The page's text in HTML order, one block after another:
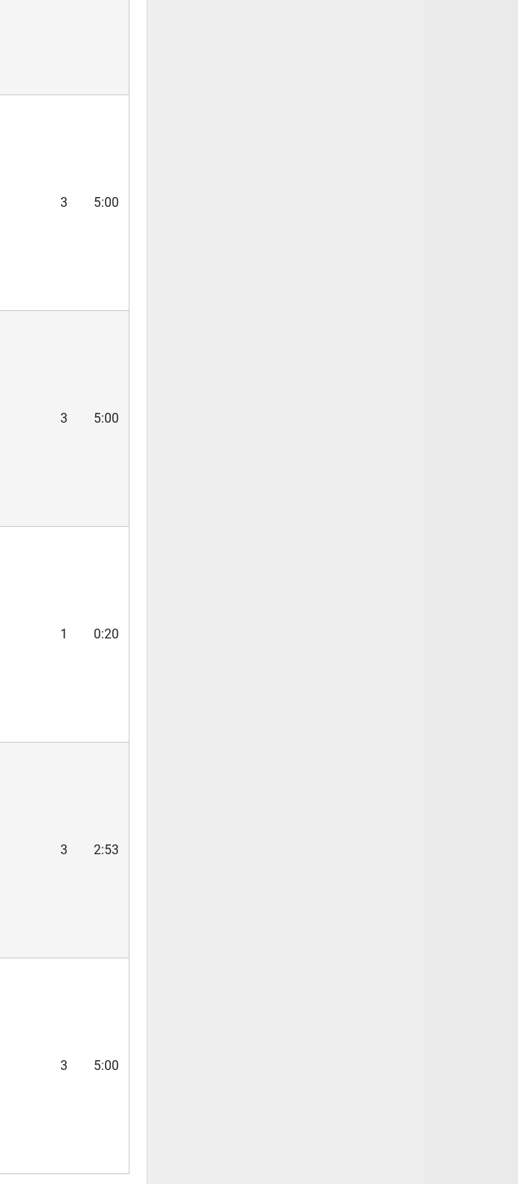
3 5:00
3 5:00
1 0:20
3 2:53
3 5:00